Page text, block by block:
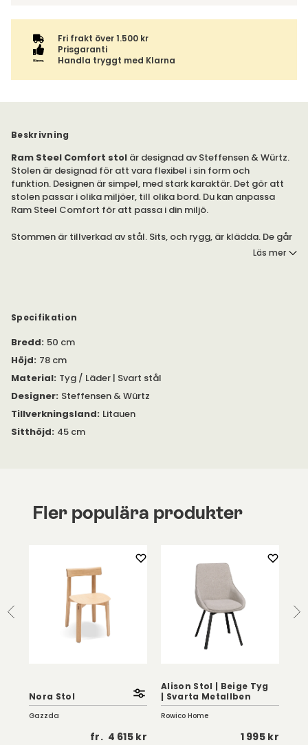
Fri frakt över 1.500 kr
Prisgaranti
Handla tryggt med Klarna
Beskrivning
Ram Steel Comfort stol är designad av Steffensen & Würtz.
Stolen är designad för att vara flexibel i sin form och
funktion. Designen är simpel, med stark karaktär. Det gör att
stolen passar i olika miljöer, till olika bord. Du kan anpassa
Ram Steel Comfort för att passa i din miljö.
Stommen är tillverkad av stål. Sits, och rygg, är klädda. De går
att välja i flera tyger. Den minsta beställningskvantiteten för
Läs mer
Specifikation
Bredd: 50 cm
Höjd: 78 cm
Material: Tyg / Läder | Svart stål
Designer: Steffensen & Würtz
Tillverkningsland: Litauen
Sitthöjd: 45 cm
Fler populära produkter
Nora Stol
Gazzda
fr. 4 615 kr
Alison Stol | Beige Tyg
| Svarta Metallben
Rowico Home
1 995 kr